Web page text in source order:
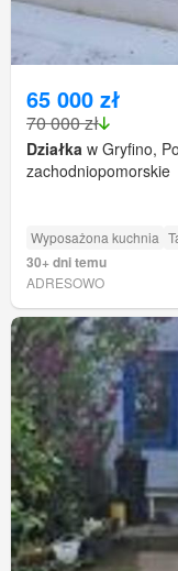
65 000 zł
70 000 zł
Działka w Gryfino,
zachodniopomorskie
Wyposażona kuchnia
30+ dni temu
ADRESOWO